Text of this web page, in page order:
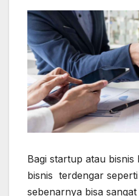
Bagi startup atau bisnis
bisnis terdengar seperti
sebenarnya bisa